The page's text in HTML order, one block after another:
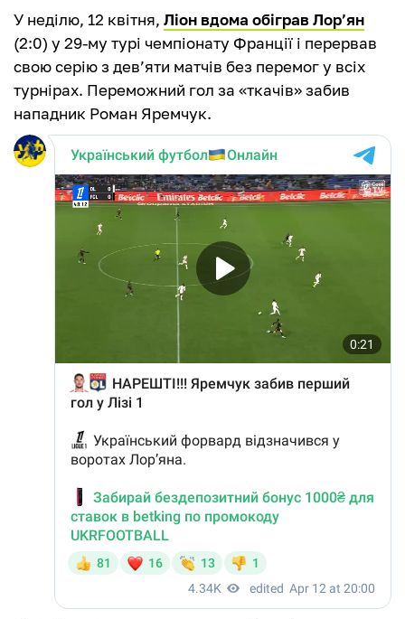
У неділю, 12 квітня, Ліон вдома обіграв Лор’ян
(2:0) у 29-му турі чемпіонату Франції і перервав
свою серію з дев’яти матчів без перемог у всіх
турнірах. Переможний гол за «ткачів» забив
нападник Роман Яремчук.